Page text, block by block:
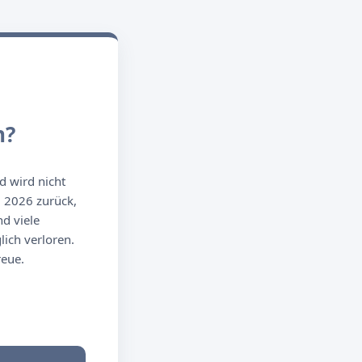
wird nicht
zurück,
viele
verloren.